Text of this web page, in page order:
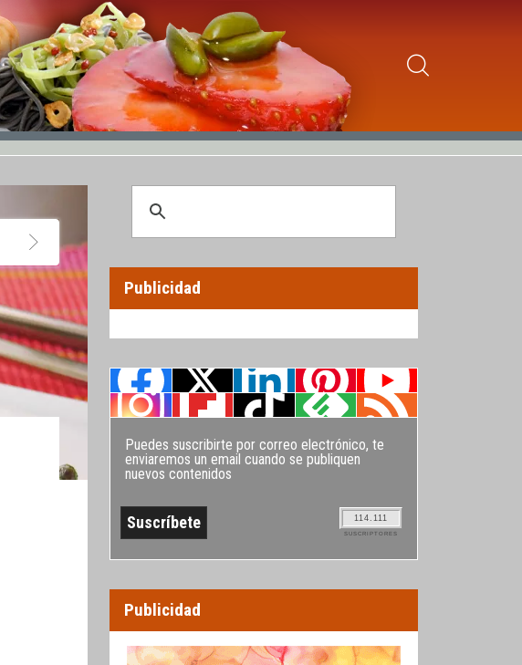
Publicidad
Puedes suscribirte por correo electrónico, te
enviaremos un email cuando se publiquen
nuevos contenidos
114.111
SUSCRIPTORES
Publicidad